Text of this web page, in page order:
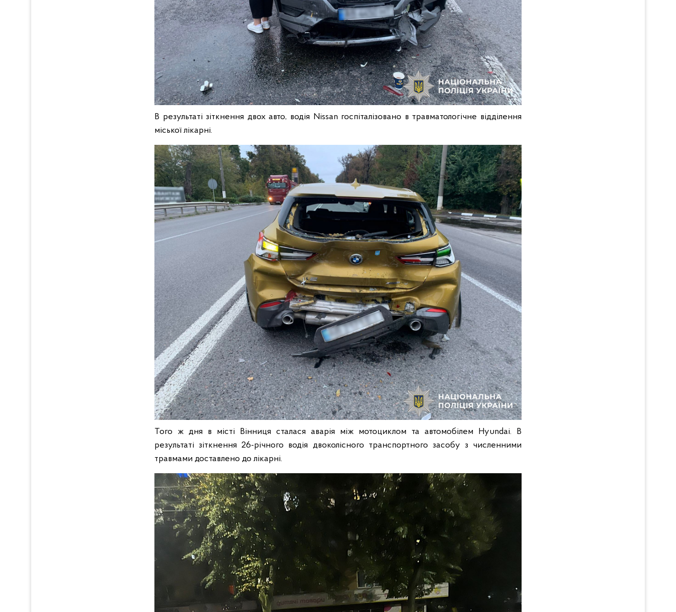
В результаті зіткнення двох авто, водія Nissan госпіталізовано в травматологічне відділення
міської лікарні.
Того ж дня в місті Вінниця сталася аварія між мотоциклом та автомобілем Hyundai. В
результаті зіткнення 26-річного водія двоколісного транспортного засобу з численними
травмами доставлено до лікарні.